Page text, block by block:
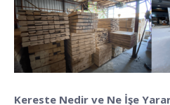
Kereste Nedir ve Ne İşe